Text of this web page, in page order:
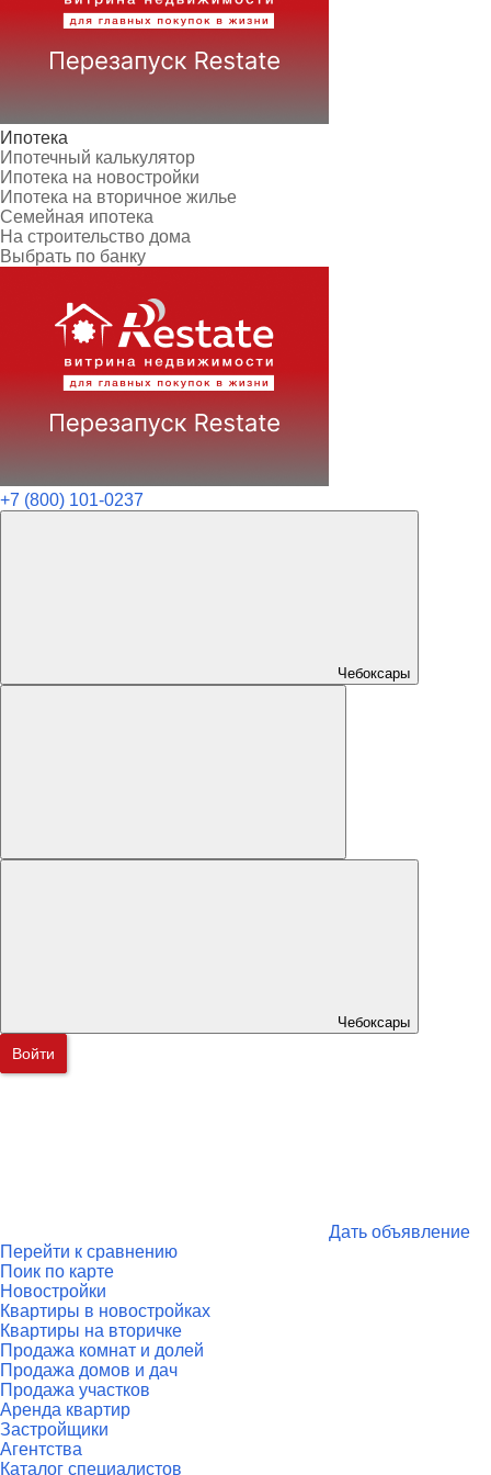
Ипотека
Ипотечный калькулятор
Ипотека на новостройки
Ипотека на вторичное жилье
Семейная ипотека
На строительство дома
Выбрать по банку
+7 (800) 101-0237
Чебоксары
Чебоксары
Войти
Дать объявление
Перейти к сравнению
Поик по карте
Новостройки
Квартиры в новостройках
Квартиры на вторичке
Продажа комнат и долей
Продажа домов и дач
Продажа участков
Аренда квартир
Застройщики
Агентства
Каталог специалистов